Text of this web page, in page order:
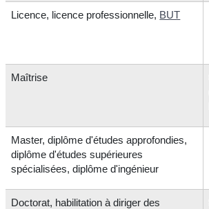
Licence, licence professionnelle, BUT
Maîtrise
Master, diplôme d'études approfondies,
diplôme d'études supérieures
spécialisées, diplôme d'ingénieur
Doctorat, habilitation à diriger des